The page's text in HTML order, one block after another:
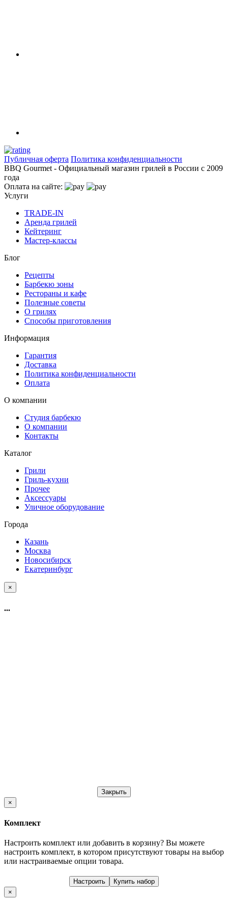
Публичная оферта Политика конфиденциальности
BBQ Gourmet - Официальный магазин грилей в России с 2009
года
Оплата на сайте:
Услуги
TRADE-IN
Аренда грилей
Кейтеринг
Мастер-классы
Блог
Рецепты
Барбекю зоны
Рестораны и кафе
Полезные советы
О грилях
Способы приготовления
Информация
Гарантия
Доставка
Политика конфиденциальности
Оплата
О компании
Студия барбекю
О компании
Контакты
Каталог
Грили
Гриль-кухни
Прочее
Аксессуары
Уличное оборудование
Города
Казань
Москва
Новосибирск
Екатеринбург
×
...
Закрыть
×
Комплект
Настроить комплект или добавить в корзину? Вы можете
настроить комплект, в котором присутствуют товары на выбор
или настраиваемые опции товара.
Настроить
Купить набор
×